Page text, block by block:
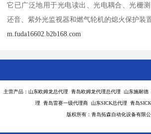
它已广泛地用于光电读出、光电耦合、光栅
还音、紫外光监视器和燃气轮机的熄火保护装置
m.fuda16602.b2b168.com
主营产品：山东欧姆龙总代理 青岛欧姆龙代理总代理 山东施耐
理 青岛雷赛一级代理商 山东SICK总代理 青岛
版权所有：青岛拓森自动化设备有限公